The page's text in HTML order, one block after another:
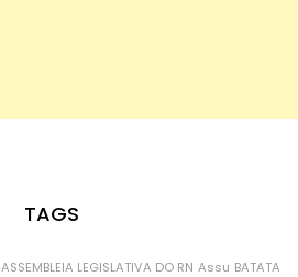
TAGS
ASSEMBLEIA LEGISLATIVA DO RN Assu BATATA